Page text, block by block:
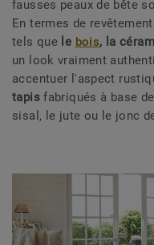
fausses peaux de bête
En termes de
tels que le bois, la
un look vraiment
accentuer l'aspect
tapisfabriqués à base
sisal, le jute ou le jonc